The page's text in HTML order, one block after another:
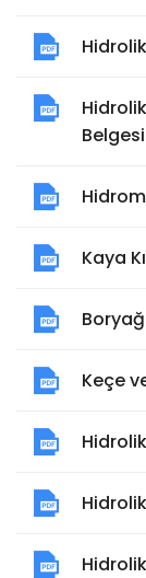
Belgesi
Kaya
Keçe